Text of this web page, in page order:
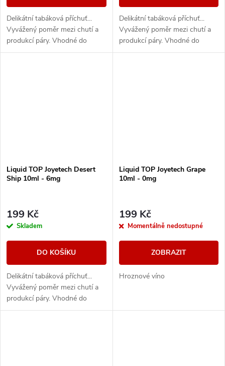
Delikátní tabáková příchuť...
Vyvážený poměr mezi chutí a
produkcí páry. Vhodné do
všech typů e-cigaret
Delikátní tabáková příchuť...
Vyvážený poměr mezi chutí a
produkcí páry. Vhodné do
všech typů e-cigaret
Liquid TOP Joyetech Desert
Ship 10ml - 6mg
199 Kč
Skladem
DO KOŠÍKU
Delikátní tabáková příchuť...
Vyvážený poměr mezi chutí a
produkcí páry. Vhodné do
všech typů e-cigaret
Liquid TOP Joyetech Grape
10ml - 0mg
199 Kč
Momentálně nedostupné
ZOBRAZIT
Hroznové víno